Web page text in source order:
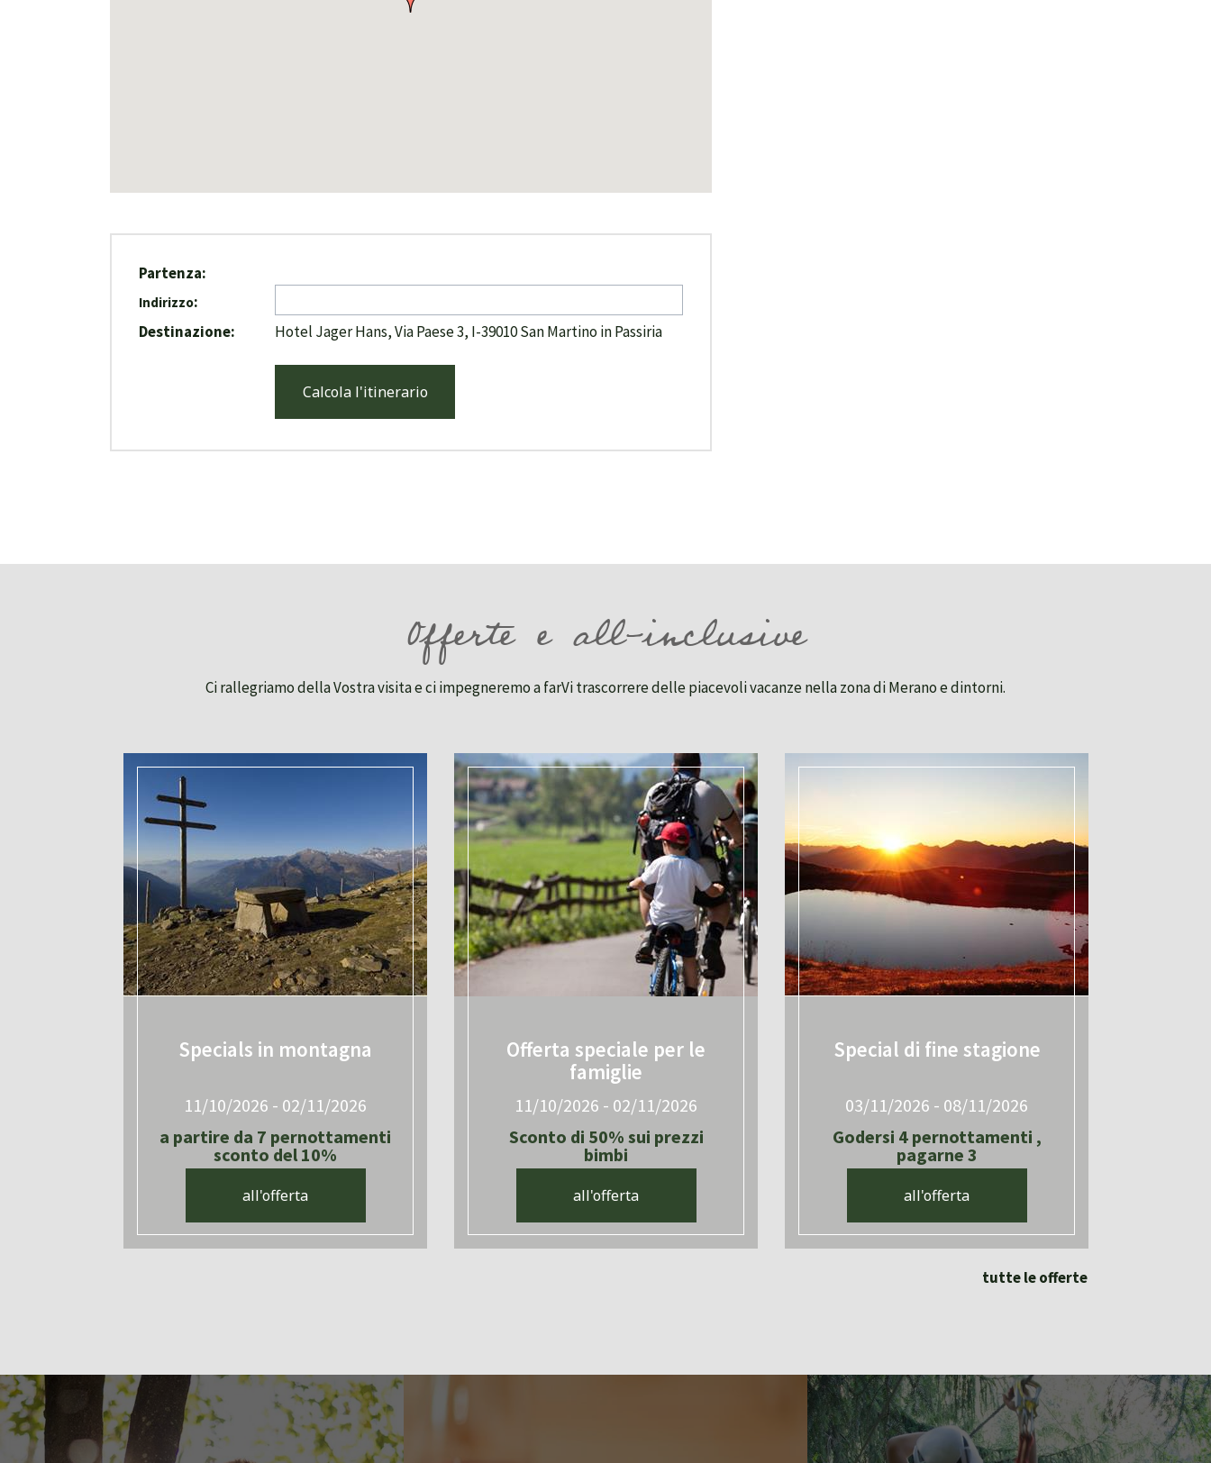
Partenza:
Indirizzo:
Destinazione:
Hotel Jager Hans, Via Paese 3, I-39010 San Martino in Passiria
Calcola l'itinerario
Offerte e all-inclusive
Ci rallegriamo della Vostra visita e ci impegneremo a farVi trascorrere delle piacevoli vacanze nella zona di Merano e dintorni.
Specials in montagna
11/10/2026 - 02/11/2026
a partire da 7 pernottamenti
sconto del 10%
all'offerta
Offerta speciale per le
famiglie
11/10/2026 - 02/11/2026
Sconto di 50% sui prezzi
bimbi
all'offerta
Special di fine stagione
03/11/2026 - 08/11/2026
Godersi 4 pernottamenti ,
pagarne 3
all'offerta
tutte le offerte